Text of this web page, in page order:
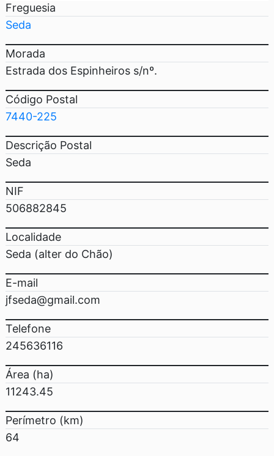
Freguesia
Seda
Morada
Estrada dos Espinheiros s/nº.
Código Postal
7440-225
Descrição Postal
Seda
NIF
506882845
Localidade
Seda (alter do Chão)
E-mail
jfseda@gmail.com
Telefone
245636116
Área (ha)
11243.45
Perímetro (km)
64